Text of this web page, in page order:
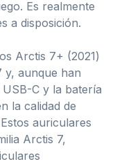
Es realmente
a disposición.
Arctis 7+ (2021)
y, aunque han
C y la batería
la calidad de
auriculares
Arctis 7,